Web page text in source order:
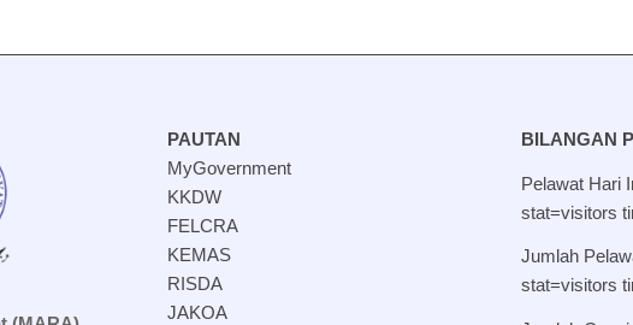
PAUTAN
MyGovernment
KKDW
FELCRA
KEMAS
RISDA
JAKOA
BILANGAN
Pelawat Hari
stat=visitors
Jumlah
stat=visitors